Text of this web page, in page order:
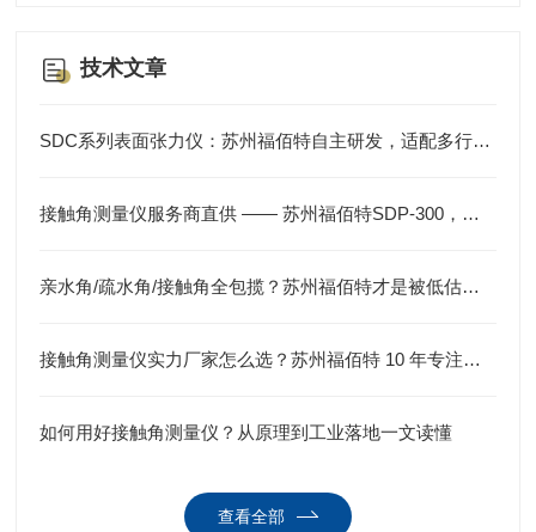
技术文章
SDC系列表面张力仪：苏州福佰特自主研发，适配多行业检测需求
接触角测量仪服务商直供 —— 苏州福佰特SDP-300，从研发到生产一站式服务
亲水角/疏水角/接触角全包揽？苏州福佰特才是被低估的浸润性测试仪专业制造商
接触角测量仪实力厂家怎么选？苏州福佰特 10 年专注精密仪器研发生产
如何用好接触角测量仪？从原理到工业落地一文读懂
查看全部